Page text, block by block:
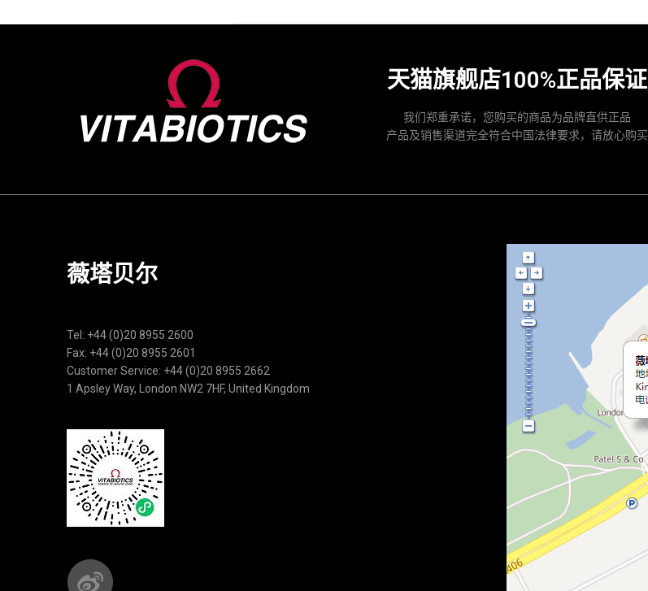
天猫旗舰店100%正品保证
我们郑重承诺，您购买的商品为品牌直供正品
产品及销售渠道完全符合中国法律要求，请放心购买
薇塔贝尔
Tel: +44 (0)20 8955 2600
Fax: +44 (0)20 8955 2601
Customer Service: +44 (0)20 8955 2662
1 Apsley Way, London NW2 7HF, United Kingdom